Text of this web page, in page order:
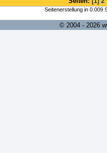
Seitenerstellung in 0.009
© 2004 - 2026